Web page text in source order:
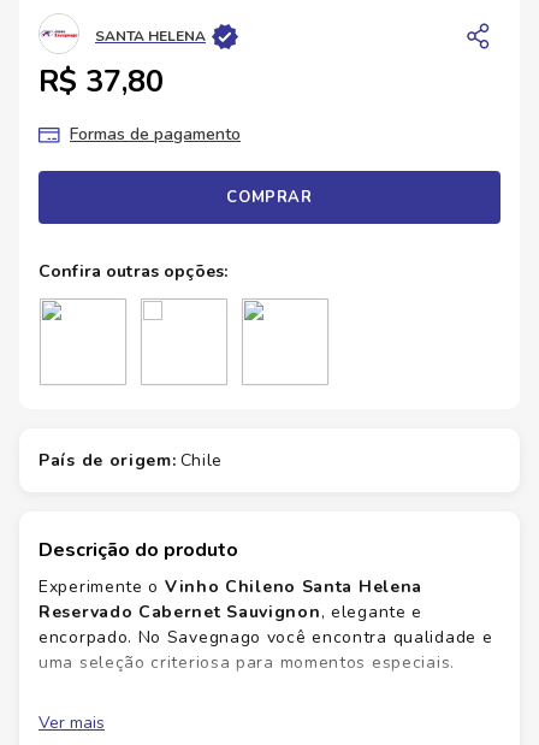
SANTA HELENA
R$ 37,80
Formas de pagamento
COMPRAR
país de origem: chile
Descrição do produto
Experimente o Vinho Chileno Santa Helena
Reservado Cabernet Sauvignon, elegante e
encorpado. No Savegnago você encontra qualidade e
uma seleção criteriosa para momentos especiais.
Equilíbrio
Ver mais
5º arroz